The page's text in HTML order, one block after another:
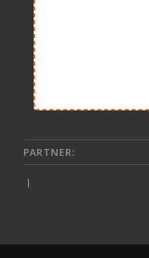
PARTNER:
|